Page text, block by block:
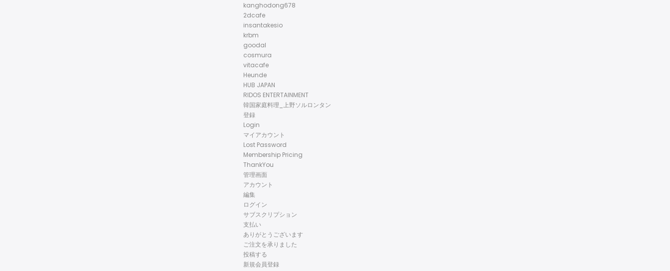
kanghodong678
2dcafe
insantakesio
krbm
goodal
cosmura
vitacafe
Heunde
HUB JAPAN
RIDOS ENTERTAINMENT
韓国家庭料理_上野ソルロンタン
登録
Login
マイアカウント
Lost Password
Membership Pricing
ThankYou
管理画面
アカウント
編集
ログイン
サブスクリプション
支払い
ありがとうございます
ご注文を承りました
投稿する
新規会員登録